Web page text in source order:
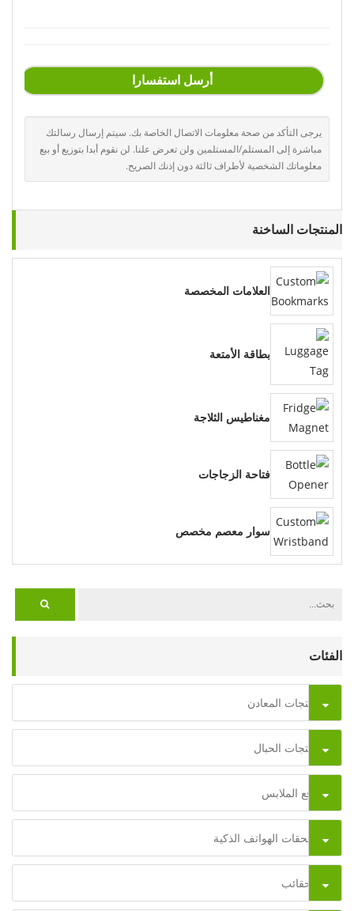
أرسل استفسارا
يرجى التأكد من صحة معلومات الاتصال الخاصة بك. سيتم إرسال رسالتك
مباشرة إلى المستلم/المستلمين ولن تعرض علنا. لن نقوم أبدا بتوزيع أو بيع
معلوماتك الشخصية لأطراف ثالثة دون إذنك الصريح.
الفئات
منتجات المعادن
منتجات الحبال
رقع الملابس
ملحقات الهواتف الذكية
الحقائب
المنتجات الساخنة
العلامات المخصصة
بطاقة الأمتعة
مغناطيس الثلاجة
فتاحة الزجاجات
سوار معصم مخصص